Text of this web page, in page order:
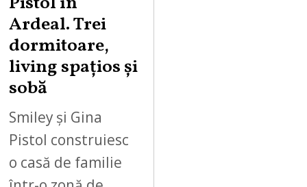
Ardeal. Trei
dormitoare,
living spațios și
sobă
Smiley și Gina
Pistol construiesc
o casă de familie